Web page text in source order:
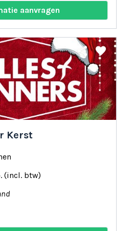
aanvragen
share favorite
Kerst
(incl. btw)